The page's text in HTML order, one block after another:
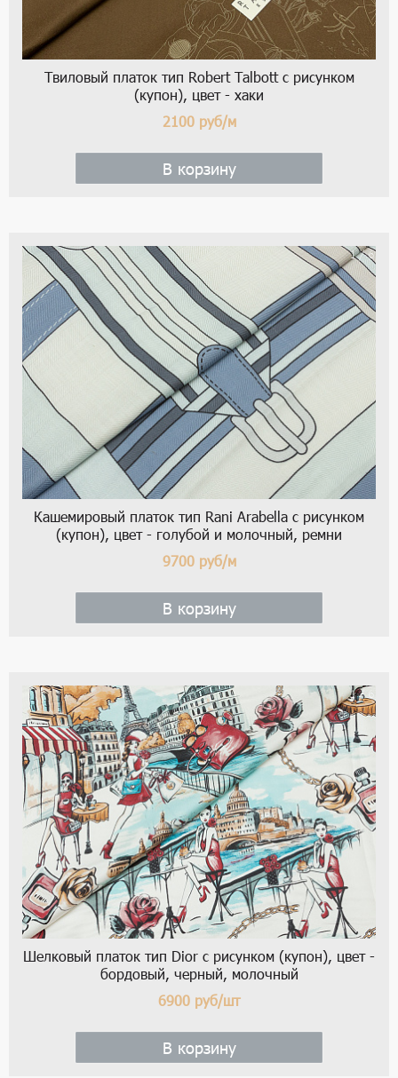
Твиловый платок тип Robert Talbott с рисунком
(купон), цвет - хаки
2100 руб/м
В корзину
1 / 6
Кашемировый платок тип Rani Arabella с рисунком
(купон), цвет - голубой и молочный, ремни
9700 руб/м
В корзину
1 / 6
Шелковый платок тип Dior с рисунком (купон), цвет -
бордовый, черный, молочный
6900 руб/шт
В корзину